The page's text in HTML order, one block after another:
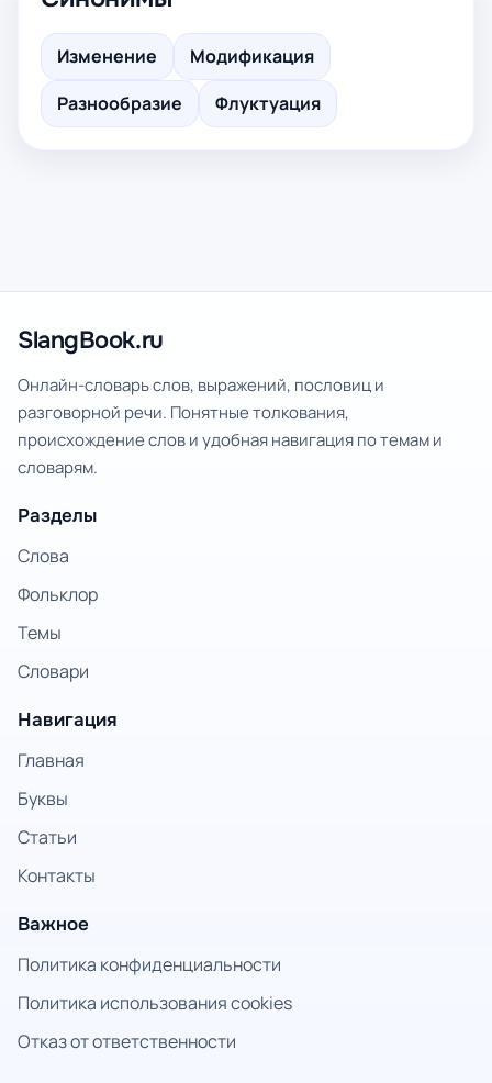
Изменение
Модификация
Разнообразие
Флуктуация
SlangBook.ru
Онлайн-словарь слов, выражений, пословиц и
разговорной речи. Понятные толкования,
происхождение слов и удобная навигация по темам и
словарям.
Разделы
Слова
Фольклор
Темы
Словари
Навигация
Главная
Буквы
Статьи
Контакты
Важное
Политика конфиденциальности
Политика использования cookies
Отказ от ответственности